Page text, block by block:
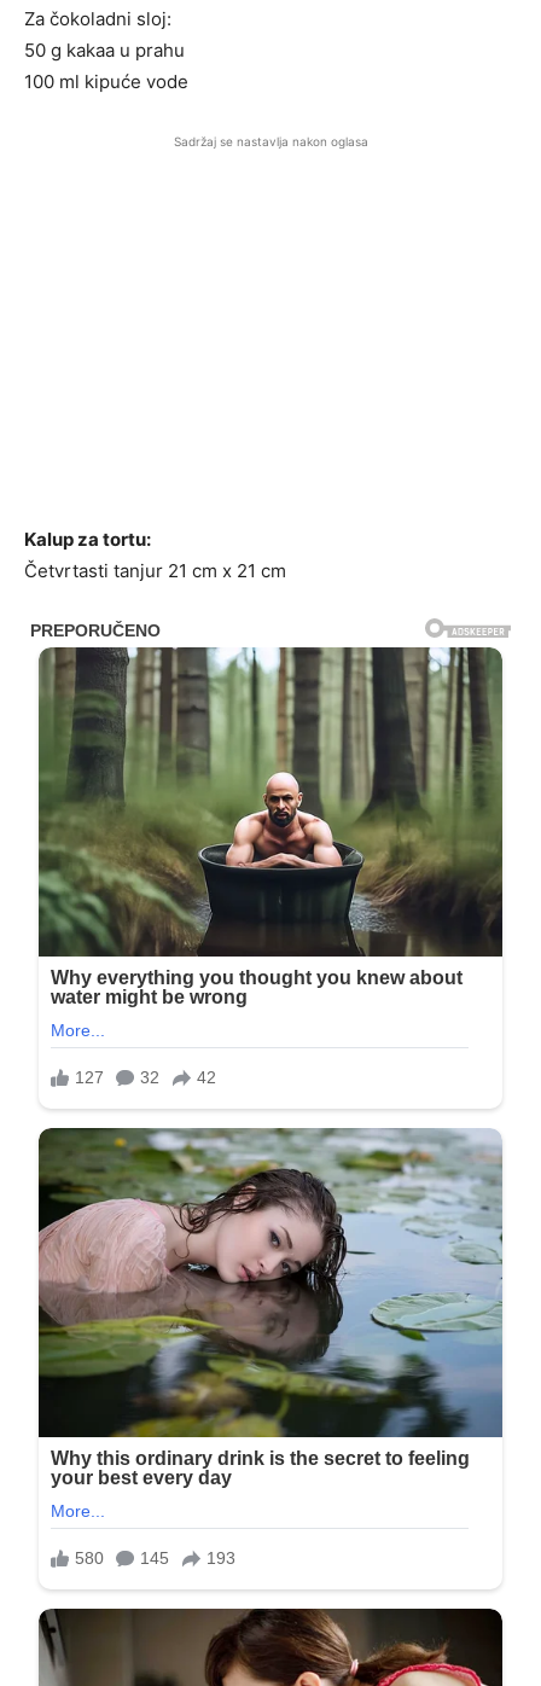
Za čokoladni sloj:
50 g kakaa u prahu
100 ml kipuće vode
Sadržaj se nastavlja nakon oglasa
Kalup za tortu:
Četvrtasti tanjur 21 cm x 21 cm